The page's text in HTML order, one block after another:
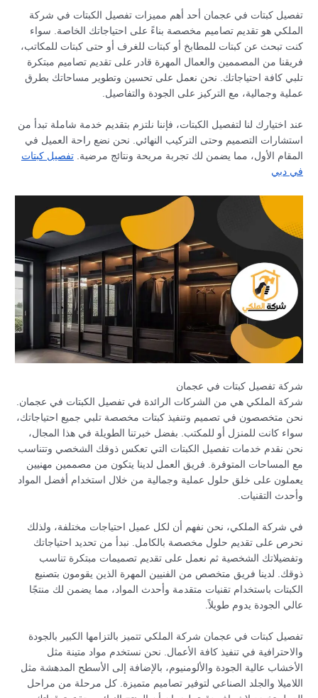
تفصيل كبتات في عجمان أحد أهم مميزات تفصيل الكبتات في شركة
الملكي هو تقديم تصاميم مخصصة بناءً على احتياجاتك الخاصة. سواء
كنت تبحث عن كبتات للمطابخ أو كبتات للغرف أو حتى كبتات للمكاتب،
فريقنا من المصممين والعمال المهرة قادر على تقديم تصاميم مبتكرة
تلبي كافة احتياجاتك. نحن نعمل على تحسين وتطوير مساحاتك بطرق
عملية وجمالية، مع التركيز على الجودة والتفاصيل.
عند اختيارك لنا لتفصيل الكبتات، فإننا نلتزم بتقديم خدمة شاملة تبدأ من
استشارات التصميم وحتى التركيب النهائي. نحن نضع راحة العميل في
المقام الأول، مما يضمن لك تجربة مريحة ونتائج مرضية.تفصيل كبتات
في دبي
شركة تفصيل كبتات في عجمان
شركة الملكي هي من الشركات الرائدة في تفصيل الكبتات في عجمان.
نحن متخصصون في تصميم وتنفيذ كبتات مخصصة تلبي جميع احتياجاتك،
سواء كانت للمنزل أو للمكتب. بفضل خبرتنا الطويلة في هذا المجال،
نحن نقدم خدمات تفصيل الكبتات التي تعكس ذوقك الشخصي وتتناسب
مع المساحات المتوفرة. فريق العمل لدينا يتكون من مصممين مهنيين
يعملون على خلق حلول عملية وجمالية من خلال استخدام أفضل المواد
وأحدث التقنيات.
في شركة الملكي، نحن نفهم أن لكل عميل احتياجات مختلفة، ولذلك
نحرص على تقديم حلول مخصصة بالكامل. نبدأ من تحديد احتياجاتك
وتفضيلاتك الشخصية ثم نعمل على تقديم تصميمات مبتكرة تناسب
ذوقك. لدينا فريق متخصص من الفنيين المهرة الذين يقومون بتصنيع
الكبتات باستخدام تقنيات متقدمة وأحدث المواد، مما يضمن لك منتجًا
عالي الجودة يدوم طويلاً.
تفصيل كبتات في عجمان شركة الملكي تتميز بالتزامها الكبير بالجودة
والاحترافية في تنفيذ كافة الأعمال. نحن نستخدم مواد متينة مثل
الأخشاب عالية الجودة والألومنيوم، بالإضافة إلى الأسطح المدهشة مثل
اللاميلا والجلد الصناعي لتوفير تصاميم متميزة. كل مرحلة من مراحل